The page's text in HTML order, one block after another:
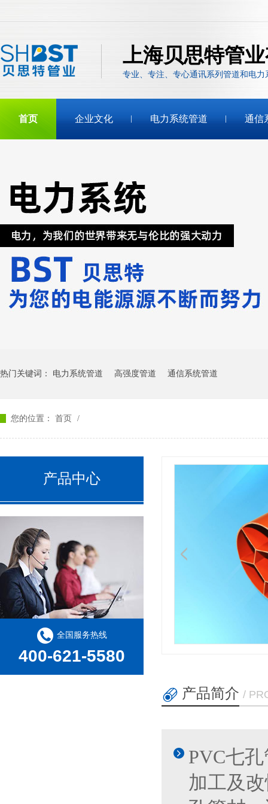
上海贝思特管
专业、专注、专心通讯系列管道和电
首页 企业文化 电力系统管道 通信
热门关键词： 电力系统管道 高强度管道 通信系统管道
您的位置： 首页 /
产品中心
全国服务热线
400-621-5580
产品简介 /
PVC七
加工及